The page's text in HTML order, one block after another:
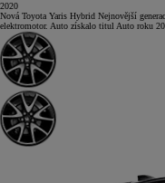
2020
Nová Toyota Yaris Hybrid Nejnovější
elektromotor. Auto získalo titul Auto roku